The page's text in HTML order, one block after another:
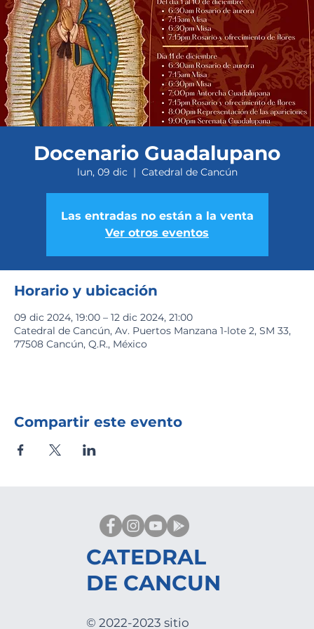
Docenario Guadalupano
lun, 09 dic
  |
Catedral de Cancún
Las entradas no están a la venta
Ver otros eventos
Horario y ubicación
09 dic 2024, 19:00 – 12 dic 2024, 21:00
Catedral de Cancún, Av. Puertos Manzana 1-lote 2, SM 33,
77508 Cancún, Q.R., México
Compartir este evento
CATEDRAL
DE CANCUN
© 2022-2023 sitio